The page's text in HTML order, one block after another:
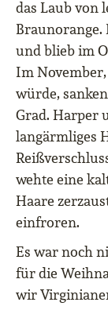
das Laub von
Braunorange.
und blieb im
Im
würde,
Grad. Harper
langärmliges
wehte eine
Haare
einfroren.
Es war noch
für die
wir